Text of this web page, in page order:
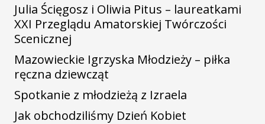
Julia Ścięgosz i Oliwia Pitus – laureatkami
XXI Przeglądu Amatorskiej Twórczości
Scenicznej
Mazowieckie Igrzyska Młodzieży – piłka
ręczna dziewcząt
Spotkanie z młodzieżą z Izraela
Jak obchodziliśmy Dzień Kobiet